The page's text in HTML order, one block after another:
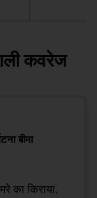
कवरेज
बीमा
का किराया,